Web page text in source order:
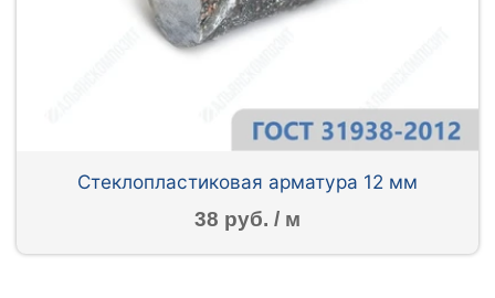
Стеклопластиковая арматура 12 мм
38 руб. / м